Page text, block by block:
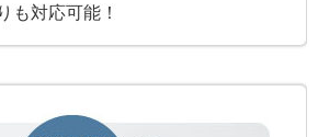
も対応可能！